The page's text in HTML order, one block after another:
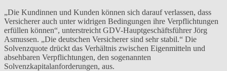
„Die Kundinnen und Kunden können sich darauf verlassen, dass
Versicherer auch unter widrigen Bedingungen ihre Verpflichtungen
erfüllen können“, unterstreicht GDV-Hauptgeschäftsführer Jörg
Asmussen. „Die deutschen Versicherer sind sehr stabil.“ Die
Solvenzquote drückt das Verhältnis zwischen Eigenmitteln und
absehbaren Verpflichtungen, den sogenannten
Solvenzkapitalanforderungen, aus.